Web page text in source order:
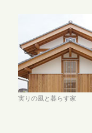
実りの風と暮らす家